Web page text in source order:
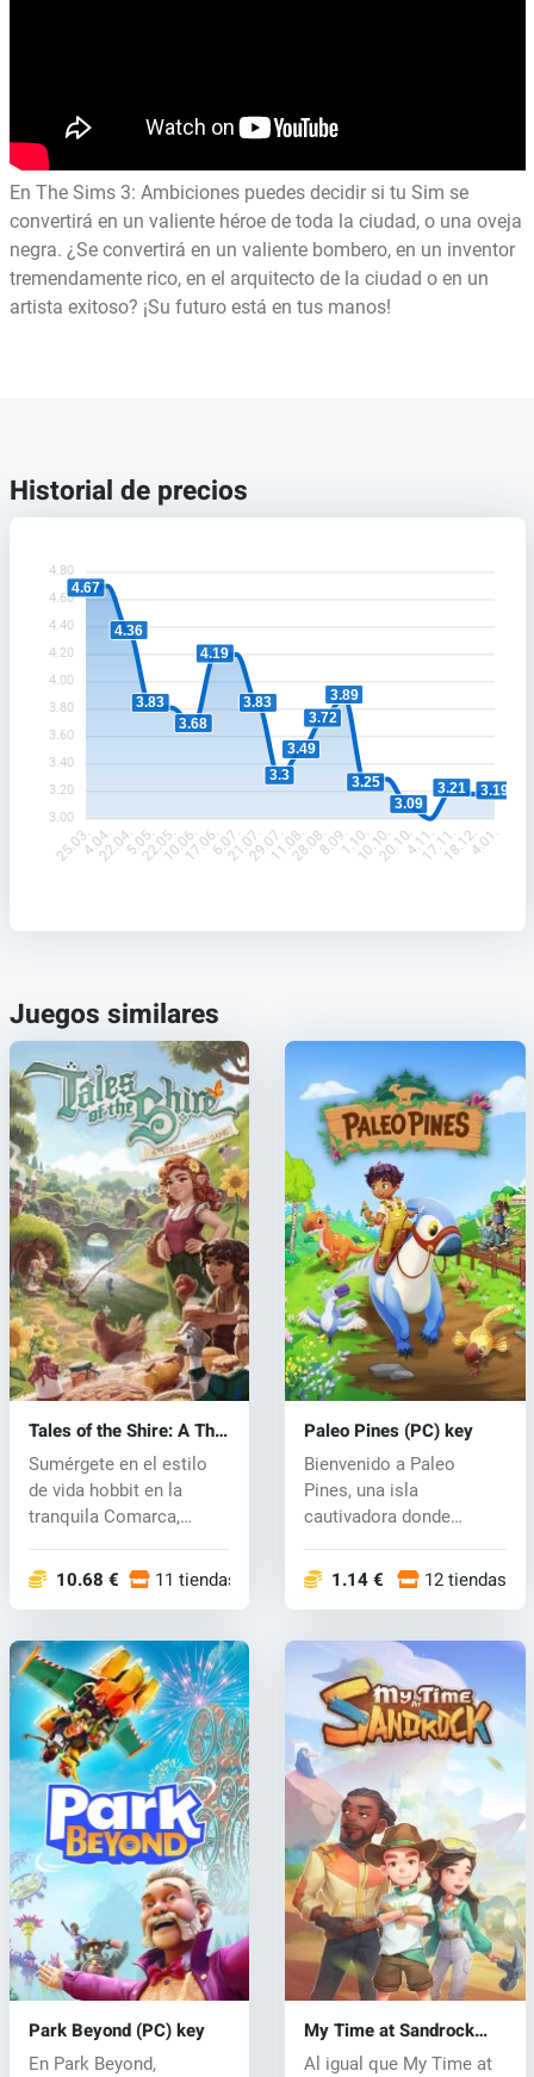
En The Sims 3: Ambiciones puedes decidir si tu Sim se
convertirá en un valiente héroe de toda la ciudad, o una oveja
negra. ¿Se convertirá en un valiente bombero, en un inventor
tremendamente rico, en el arquitecto de la ciudad o en un
artista exitoso? ¡Su futuro está en tus manos!
Historial de precios
4.80
4.60
4.40
4.20
4.00
3.80
3.60
3.40
3.20
3.00
4.67
4.36
3.83
3.68
4.19
3.83
3.3
3.49
3.72
3.89
3.25
3.09
3.21 3.19
25.03.4.04.22.04.5.05.22.05.10.06.17.06.6.07.21.07.29.07.11.08.28.08.8.09.1.10.10.10.20.10.4.11.17.11.18.12.4.01.
Juegos similares
Tales of the Shire: A The
Lord of The Rings™
Game (PC) key
Sumérgete en el estilo
de vida hobbit en la
tranquila Comarca,
10.68 € 11 tiendas
Paleo Pines (PC) key
Bienvenido a Paleo
Pines, una isla
cautivadora donde
1.14 € 12 tiendas
Park Beyond (PC) key
En Park Beyond,
My Time at Sandrock
(PC) CD key
Al igual que My Time at